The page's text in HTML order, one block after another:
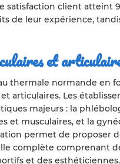
satisfaction client atteint
de leur expérience,
et
thermale normande en
articulaires. Les
majeurs : la
et musculaires, et la
permet de proposer
complète comprenant
et des esthéticiennes.